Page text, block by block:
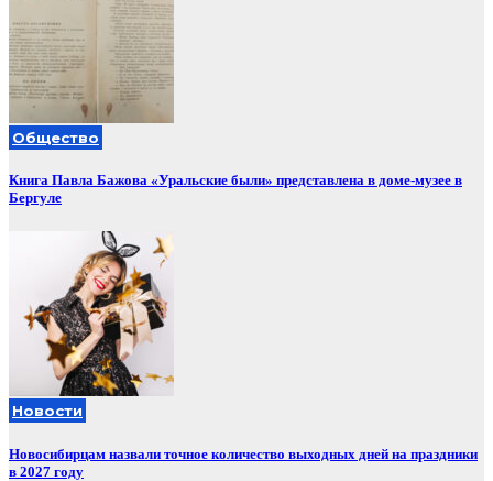
Общество
Книга Павла Бажова «Уральские были» представлена в доме-музее в
Бергуле
Новости
Новосибирцам назвали точное количество выходных дней на праздники
в 2027 году